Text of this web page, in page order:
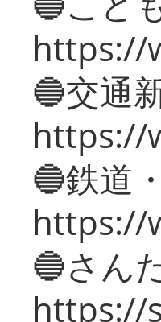
https://
🔵交通
https://
🔵鉄道
https://
🔵さん
https://